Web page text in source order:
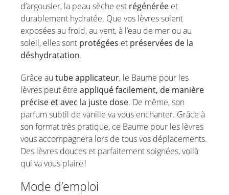
d’argousier, la peau sèche est régénérée et
durablement hydratée. Que vos lèvres soient
exposées au froid, au vent, à l’eau de mer ou au
soleil, elles sont protégées et préservées de la
déshydratation.
Grâce au tube applicateur, le Baume pour les
lèvres peut être appliqué facilement, de manière
précise et avec la juste dose. De même, son
parfum subtil de vanille va vous enchanter. Grâce à
son format très pratique, ce Baume pour les lèvres
vous accompagnera lors de tous vos déplacements.
Des lèvres douces et parfaitement soignées, voilà
qui va vous plaire !
Mode d’emploi